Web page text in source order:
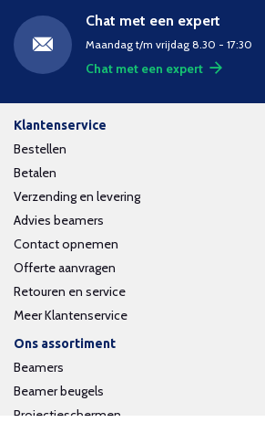
Chat met een expert
Maandag t/m vrijdag 8.30 - 17:30
Chat met een expert
Klantenservice
Bestellen
Betalen
Verzending en levering
Advies beamers
Contact opnemen
Offerte aanvragen
Retouren en service
Meer Klantenservice
Ons assortiment
Beamers
Beamer beugels
Projectieschermen